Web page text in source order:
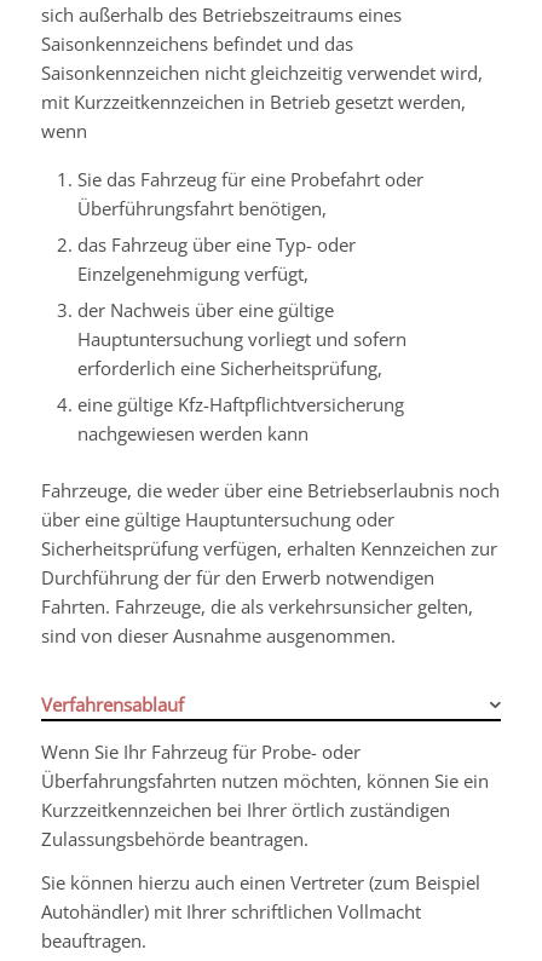
sich außerhalb des Betriebszeitraums eines
Saisonkennzeichens befindet und das
Saisonkennzeichen nicht gleichzeitig verwendet wird,
mit Kurzzeitkennzeichen in Betrieb gesetzt werden,
wenn
Sie das Fahrzeug für eine Probefahrt oder
Überführungsfahrt benötigen,
das Fahrzeug über eine Typ- oder
Einzelgenehmigung verfügt,
der Nachweis über eine gültige
Hauptuntersuchung vorliegt und sofern
erforderlich eine Sicherheitsprüfung,
eine gültige Kfz-Haftpflichtversicherung
nachgewiesen werden kann
Fahrzeuge, die weder über eine Betriebserlaubnis noch
über eine gültige Hauptuntersuchung oder
Sicherheitsprüfung verfügen, erhalten Kennzeichen zur
Durchführung der für den Erwerb notwendigen
Fahrten. Fahrzeuge, die als verkehrsunsicher gelten,
sind von dieser Ausnahme ausgenommen.
Verfahrensablauf
Wenn Sie Ihr Fahrzeug für Probe- oder
Überfahrungsfahrten nutzen möchten, können Sie ein
Kurzzeitkennzeichen bei Ihrer örtlich zuständigen
Zulassungsbehörde beantragen.
Sie können hierzu auch einen Vertreter (zum Beispiel
Autohändler) mit Ihrer schriftlichen Vollmacht
beauftragen.